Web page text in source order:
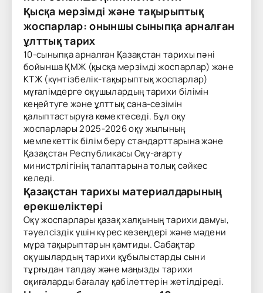
Қысқа мерзімді және тақырыптық
жоспарлар: оныншы сыныпқа арналған
ұлттық тарих
10-сыныпқа арналған Қазақстан тарихы пәні
бойынша ҚМЖ (қысқа мерзімді жоспарлар) және
КТЖ (күнтізбелік-тақырыптық жоспарлар)
мұғалімдерге оқушылардың тарихи білімін
кеңейтуге және ұлттық сана-сезімін
қалыптастыруға көмектеседі. Бұл оқу
жоспарлары 2025-2026 оқу жылының
мемлекеттік білім беру стандарттарына және
Қазақстан Республикасы Оқу-ағарту
министрлігінің талаптарына толық сәйкес
келеді.
Қазақстан тарихы материалдарының
ерекшеліктері
Оқу жоспарлары қазақ халқының тарихи дамуы,
тәуелсіздік үшін күрес кезеңдері және мәдени
мұра тақырыптарын қамтиды. Сабақтар
оқушылардың тарихи құбылыстарды сыни
тұрғыдан талдау және маңызды тарихи
оқиғаларды бағалау қабілеттерін жетілдіреді.